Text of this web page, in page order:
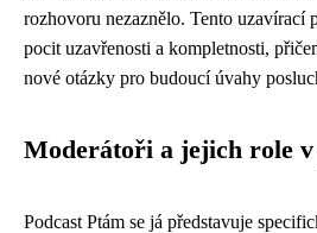
rozhovoru nezaznělo. Tento uzavírací
pocit uzavřenosti a kompletnosti,
nové otázky pro budoucí úvahy
Moderátoři a jejich role
Podcast Ptám se já představuje